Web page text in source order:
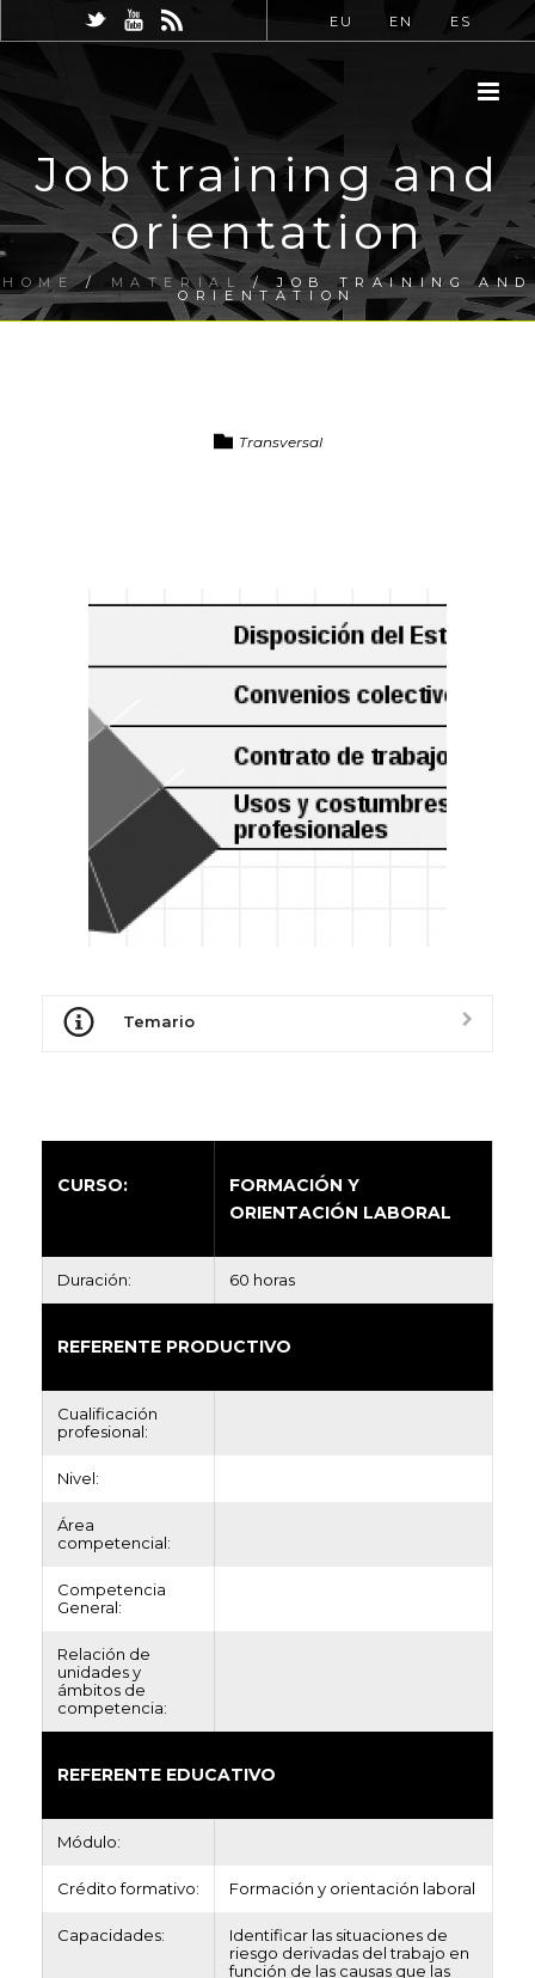
EU EN ES
Job training and
orientation
HOME / MATERIAL / JOB TRAINING AND
ORIENTATION
Transversal
Temario
CURSO:
FORMACIÓN Y
ORIENTACIÓN LABORAL
Duración: 60 horas
REFERENTE PRODUCTIVO
Cualificación
profesional:
Nivel:
Área
competencial:
Competencia
General:
Relación de
unidades y
ámbitos de
competencia:
REFERENTE EDUCATIVO
Módulo:
Crédito formativo: Formación y orientación laboral
Capacidades:
Identificar las situaciones de
riesgo derivadas del trabajo en
función de las causas que las